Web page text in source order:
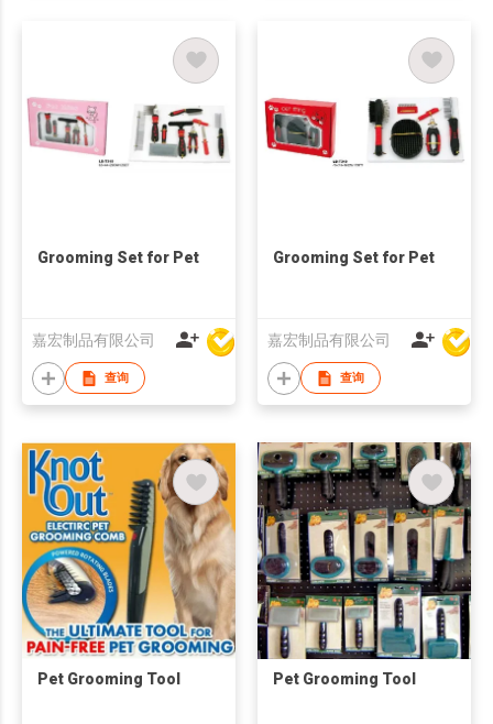
Grooming Set for Pet
嘉宏制品有限公司
查询
Grooming Set for Pet
嘉宏制品有限公司
查询
Pet Grooming Tool Pet Grooming Tool